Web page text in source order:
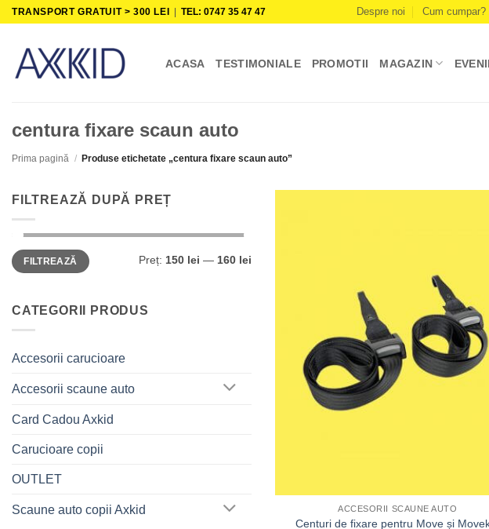
Skip
content
TRANSPORT GRATUIT > 300 LEI |TEL: 0747 35 47 47 Despre noi Cum cumpar?
ACASA TESTIMONIALE PROMOTII MAGAZIN
centura fixare scaun auto
Prima pagină / Produse etichetate „centura fixare scaun auto”
FILTREAZĂ DUPĂ PREȚ
Preț
minim
Preț
maxim
FILTREAZĂ Preț: 150 lei — 160 lei
CATEGORII PRODUS
Accesorii carucioare
Accesorii scaune auto
Card Cadou Axkid
Carucioare copii
OUTLET
Scaune auto copii Axkid ACCESORII SCAUNE AUTO
Centuri de fixare pentru Move și